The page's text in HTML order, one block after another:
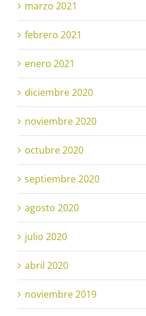
marzo 2021
febrero 2021
enero 2021
diciembre 2020
noviembre 2020
octubre 2020
septiembre 2020
agosto 2020
julio 2020
abril 2020
noviembre 2019